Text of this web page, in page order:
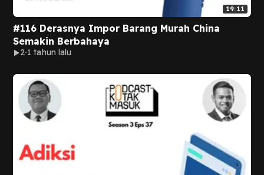
19:11
#116 Derasnya Impor Barang Murah China
Semakin Berbahaya
2 1 tahun lalu